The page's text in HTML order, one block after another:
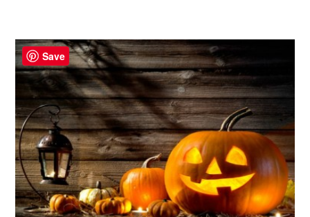
Save